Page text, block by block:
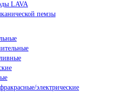
LAVA
пемзы
электрические